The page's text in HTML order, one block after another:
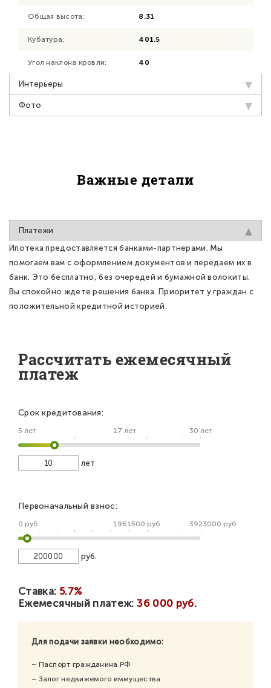
Общая высота: 8.31
Кубатура: 401.5
Угол наклона кровли: 40
Интерьеры
Фото
Важные детали
Платежи
Ипотека предоставляется банками-партнерами. Мы
помогаем вам с оформлением документов и передаем их в
банк. Это бесплатно, без очередей и бумажной волокиты.
Вы спокойно ждете решения банка. Приоритет у граждан с
положительной кредитной историей.
Рассчитать ежемесячный
платеж
Срок кредитования:
5 лет 17 лет 30 лет
лет
Первоначальный взнос:
0 руб 1961500 руб 3923000 руб
руб.
Ставка: 5.7%
Ежемесячный платеж:36 000 руб.
Для подачи заявки необходимо:
– Паспорт гражданина РФ
– Залог недвижемого иммущества